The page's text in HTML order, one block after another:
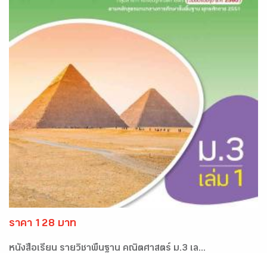
ราคา 128 บาท
หนังสือเรียน รายวิชาพื้นฐาน คณิตศาสตร์ ม.3 เล...